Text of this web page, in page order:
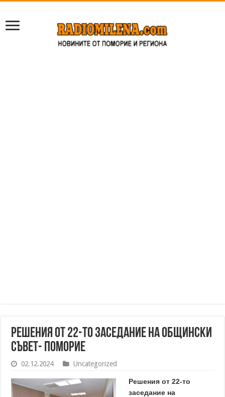
Решения от 22-то заседание на Общински
съвет- Поморие
02.12.2024 Uncategorized
Решения от 22-то
заседание на